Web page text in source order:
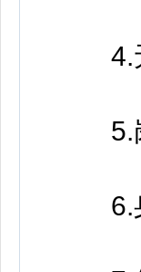
4.无
5.岗
6.身